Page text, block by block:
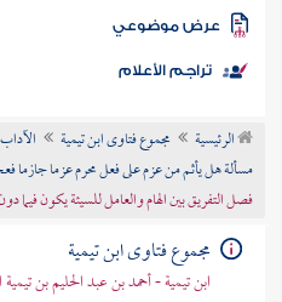
الكتب
موضوعي
تراجم الأعلام
الرئيسية مجموع فتاوى ابن تيمية
مسألة هل يأثم من عزم على فعل محرم عزما جازما
فصل التفريق بين الهام والعامل للسيئة يكون فيما
مجموع فتاوى ابن تيمية
ابن تيمية - أحمد بن عبد الحليم بن تيمية